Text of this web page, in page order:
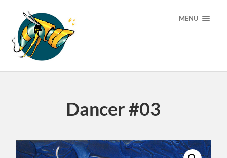
MENU
Dancer #03